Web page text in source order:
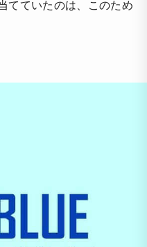
てていたのは、このため